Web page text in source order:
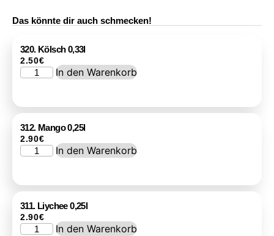
Das könnte dir auch schmecken!
320. Kölsch 0,33l
2.50€
In den Warenkorb
312. Mango 0,25l
2.90€
In den Warenkorb
311. Liychee 0,25l
2.90€
In den Warenkorb